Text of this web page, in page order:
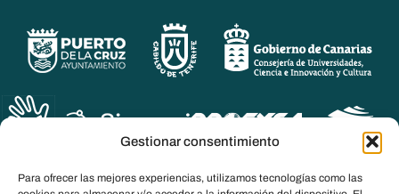
Gestionar consentimiento
Para ofrecer las mejores experiencias, utilizamos tecnologías como las